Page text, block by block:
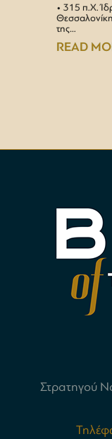
• 315 π.Χ.
της…
READ
Στρατηγού